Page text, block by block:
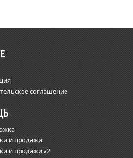
соглашение
и продажи
и продажи v2